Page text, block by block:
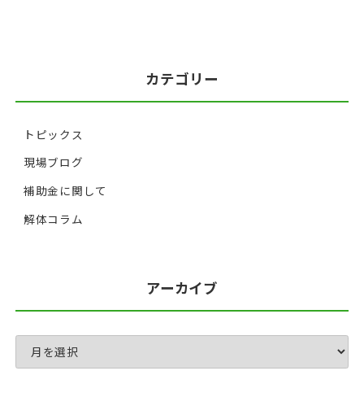
カテゴリー
トピックス
現場ブログ
補助金に関して
解体コラム
アーカイブ